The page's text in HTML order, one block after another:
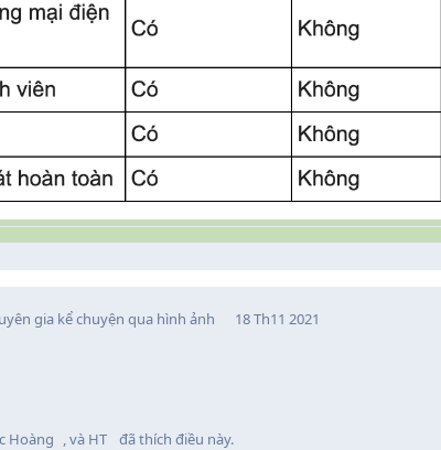
gia kể chuyện qua hình ảnh 18 Th11 2021
Hoàng , và HT đã thích điều này.